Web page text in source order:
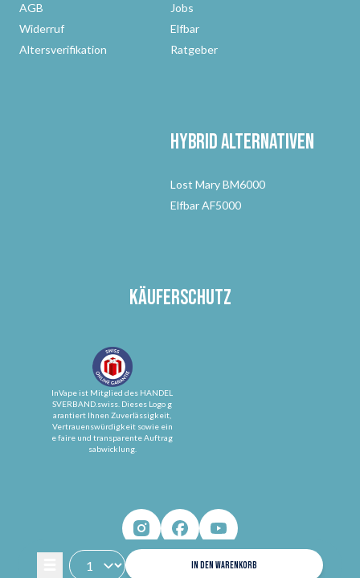
IN DEN WARENKORB
AGB
Widerruf
Altersverifikation
Jobs
Elfbar
Ratgeber
Hybrid Alternativen
Lost Mary BM6000
Elfbar AF5000
Käuferschutz
InVape ist Mitglied des HANDEL
SVERBAND.swiss. Dieses Logo g
arantiert Ihnen Zuverlässigkeit,
Vertrauenswürdigkeit sowie ein
e faire und transparente Auftrag
sabwicklung.